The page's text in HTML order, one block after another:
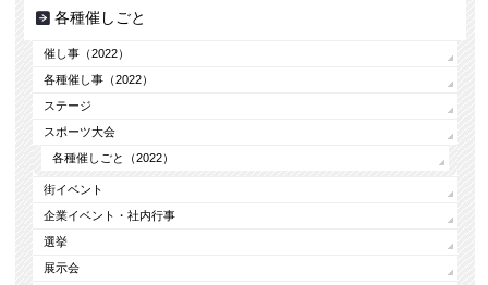
各種催しごと
催し事（2022）
各種催し事（2022）
ステージ
スポーツ大会
各種催しごと（2022）
街イベント
企業イベント・社内行事
選挙
展示会